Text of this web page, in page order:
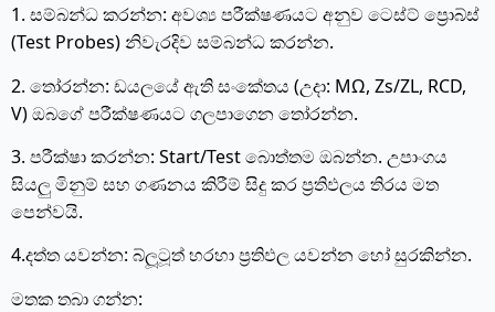
1. සම්බන්ධ කරන්න: අවශ්‍ය පරීක්ෂණයට අනුව ටෙස්ට් ප්‍රොබ්ස්
(Test Probes) නිවැරදිව සම්බන්ධ කරන්න.
2. තෝරන්න: ඩයලයේ ඇති සංකේතය (උදා: MΩ, Zs/ZL, RCD,
V) ඔබගේ පරීක්ෂණයට ගලපාගෙන තෝරන්න.
3. පරීක්ෂා කරන්න: Start/Test බොත්තම ඔබන්න. උපාංගය
සියලු මිනුම් සහ ගණනය කිරීම් සිදු කර ප්‍රතිඵලය තිරය මත
පෙන්වයි.
4.දත්ත යවන්න: බ්ලූටූත් හරහා ප්‍රතිඵල යවන්න හෝ සුරකින්න.
මතක තබා ගන්න: